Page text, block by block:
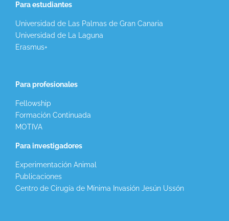
Para estudiantes
Universidad de Las Palmas de Gran Canaria
Universidad de La Laguna
Erasmus+
Para profesionales
Fellowship
Formación Continuada
MOTIVA
Para investigadores
Experimentación Animal
Publicaciones
Centro de Cirugía de Mínima Invasión Jesún Ussón